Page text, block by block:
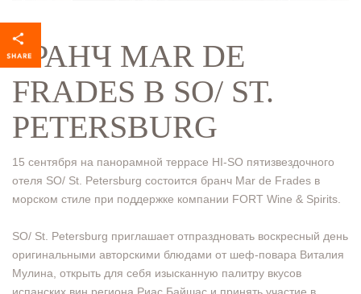
БРАНЧ MAR DE
FRADES В SO/ ST.
PETERSBURG
15 сентября на панорамной террасе HI-SO пятизвездочного
отеля SO/ St. Petersburg состоится бранч Mar de Frades в
морском стиле при поддержке компании FORT Wine & Spirits.
SO/ St. Petersburg приглашает отпраздновать воскресный день
оригинальными авторскими блюдами от шеф-повара Виталия
Мулина, открыть для себя изысканную палитру вкусов